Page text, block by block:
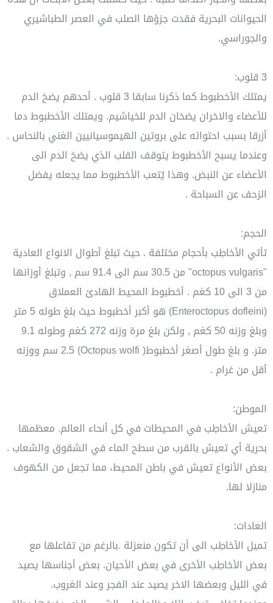
الحيوانات البحرية فقدت جزؤها الصلب في العصر الطباشيري
والجوراسي.
3 قلوب:
يمتلك الأخطبوط كما ذكرنا سابقا 3 قلوب . أحدهم يضخ الدم
للأعضاء والاخران يضخان الدم للخياشيم. ويمتلك الأخطبوط دما
أزرقا بسبب احتوائه على بروتين الهيموسيانيين الغني بالنحاس .
وعندما يسبح الأخطبوط يتوقف القلب الذي يضخ الدم الى
الأعضاء عن النبض. وهذا يُتعب الأخطبوط مما يجعله يفضل
الزحف عن السباحة .
الحجم:
تأتي الأخاطِب بأحجام مختلفة . حيث تبلغ أطوال الانواع العادية
"octopus vulgaris" من 30.5 سم الى 91.4 سم , وتبلغ أوزانها
من 3 الى 10 كغم . أخطبوط المحيط الهادئ العملاق
(Enteroctopus dofleini) هو أكبر أخطبوط حيث بلغ طوله 5 متر
وبلغ وزنه 50 كغم , ولكن بلغ مرة وزنه 272 كغم وطوله 9.1
متر. و بلغ طول أصغر أخطبوط( Octopus wolfi) 2.5 سم ووزنه
أقل من غرام .
الموطن:
تعيش الأخاطِب في المحيطات في كل أنحاء العالم. معظمها
بحرية أي تعيش بالقرب من سطح الماء في الشقوق والشعاب .
بعض الأنواع تعيش في باطن المحيط، مما تجعل من الكهوف
منازلا لها.
العادات:
تميل الأخاطِب الى أن تكون منعزلة .بالرغم من تفاعلها مع
بعض الأخاطِب الأخرى في بعض الأحيان. بعض أجناسها يصيد
في الليل وبعضها الاخر يصيد عند الفجر وعند الغروب.